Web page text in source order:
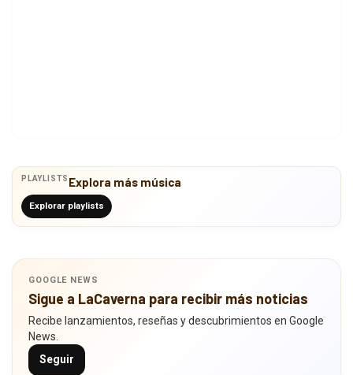
PLAYLISTS Explora más música
Explorar playlists
GOOGLE NEWS
Sigue a LaCaverna para recibir más noticias
Recibe lanzamientos, reseñas y descubrimientos en Google
News.
Seguir